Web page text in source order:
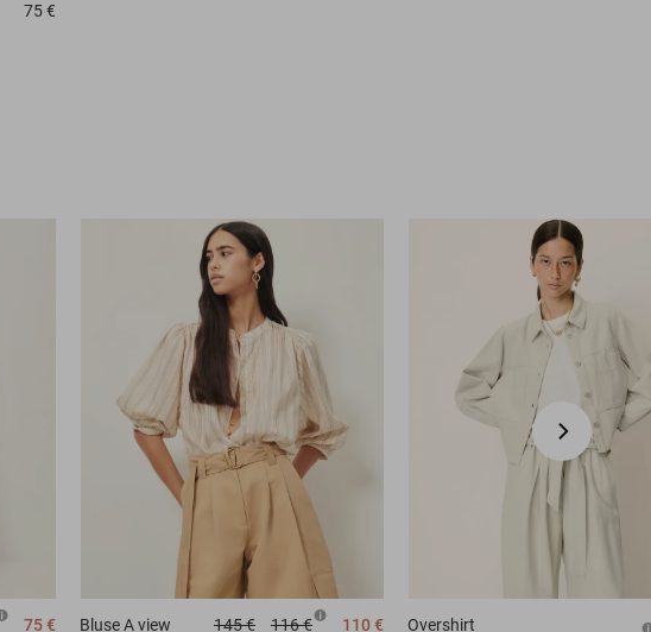
75 €
75 € BluseA view 145 € 116 € 110 € Overshirt